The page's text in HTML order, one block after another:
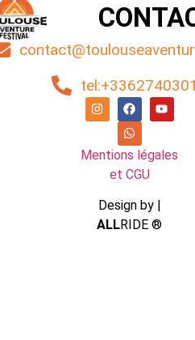
Mentions légales
et CGU
Design by |
ALLRIDE ®